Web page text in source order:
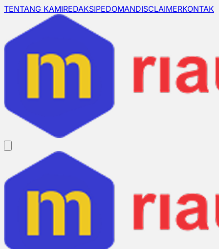
TENTANG KAMIREDAKSIPEDOMANDISCLAIMERKONTAK